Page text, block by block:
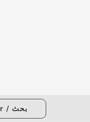
Rechercher / بحث